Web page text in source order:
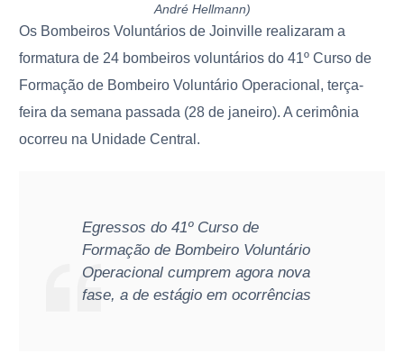
André Hellmann)
Os Bombeiros Voluntários de Joinville realizaram a
formatura de 24 bombeiros voluntários do 41º Curso de
Formação de Bombeiro Voluntário Operacional, terça-
feira da semana passada (28 de janeiro). A cerimônia
ocorreu na Unidade Central.
Egressos do 41º Curso de
Formação de Bombeiro Voluntário
Operacional cumprem agora nova
fase, a de estágio em ocorrências